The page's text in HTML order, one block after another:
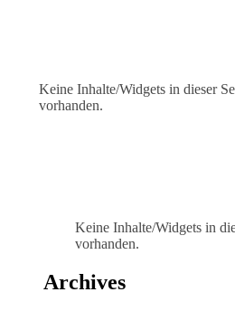
Keine Inhalte/Widgets in dieser
vorhanden.
Keine Inhalte/Widgets in
vorhanden.
Archives